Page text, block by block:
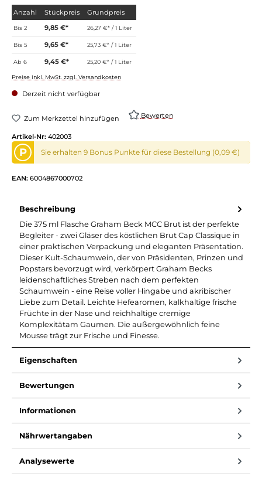
Anzahl Stückpreis Grundpreis
Bis2 9,85 €* 26,27 €* / 1 Liter
Bis5 9,65 €* 25,73 €* / 1 Liter
Ab6 9,45 €* 25,20 €* / 1 Liter
Preise inkl. MwSt. zzgl. Versandkosten
Derzeit nicht verfügbar
Zum Merkzettel hinzufügen Bewerten
Artikel-Nr: 402003
P Sie erhalten 9 Bonus Punkte für diese Bestellung (0,09 €)
EAN: 6004867000702
Beschreibung
Die 375 ml Flasche Graham Beck MCC Brut ist der perfekte
Begleiter - zwei Gläser des köstlichen Brut Cap Classique in
einer praktischen Verpackung und eleganten Präsentation.
Dieser Kult-Schaumwein, der von Präsidenten, Prinzen und
Popstars bevorzugt wird, verkörpert Graham Becks
leidenschaftliches Streben nach dem perfekten
Schaumwein - eine Reise voller Hingabe und akribischer
Liebe zum Detail. Leichte Hefearomen, kalkhaltige frische
Früchte in der Nase und reichhaltige cremige
Komplexitätam Gaumen. Die außergewöhnlich feine
Mousse trägt zur Frische und Finesse.
Eigenschaften
Bewertungen
Informationen
Nährwertangaben
Analysewerte